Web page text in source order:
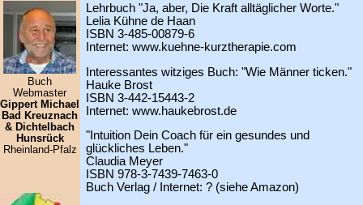
Buch
Webmaster
Gippert Michael
Bad Kreuznach
& Dichtelbach
Hunsrück
Rheinland-Pfalz
Lehrbuch "Ja, aber, Die Kraft alltäglicher Worte."
Lelia Kühne de Haan
ISBN 3-485-00879-6
Internet: www.kuehne-kurztherapie.com
Interessantes witziges Buch: "Wie Männer ticken."
Hauke Brost
ISBN 3-442-15443-2
Internet: www.haukebrost.de
"Intuition Dein Coach für ein gesundes und
glückliches Leben."
Claudia Meyer
ISBN 978-3-7439-7463-0
Buch Verlag / Internet: ? (siehe Amazon)